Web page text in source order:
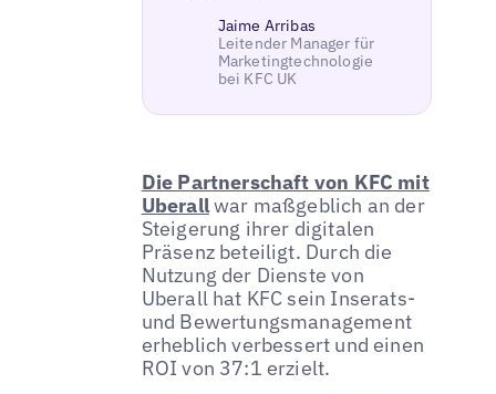
Jaime Arribas
Leitender Manager für
Marketingtechnologie
bei KFC UK
Die Partnerschaft von KFC mit
Uberallwar maßgeblich an der
Steigerung ihrer digitalen
Präsenz beteiligt. Durch die
Nutzung der Dienste von
Uberall hat KFC sein Inserats-
und Bewertungsmanagement
erheblich verbessert und einen
ROI von 37:1 erzielt.